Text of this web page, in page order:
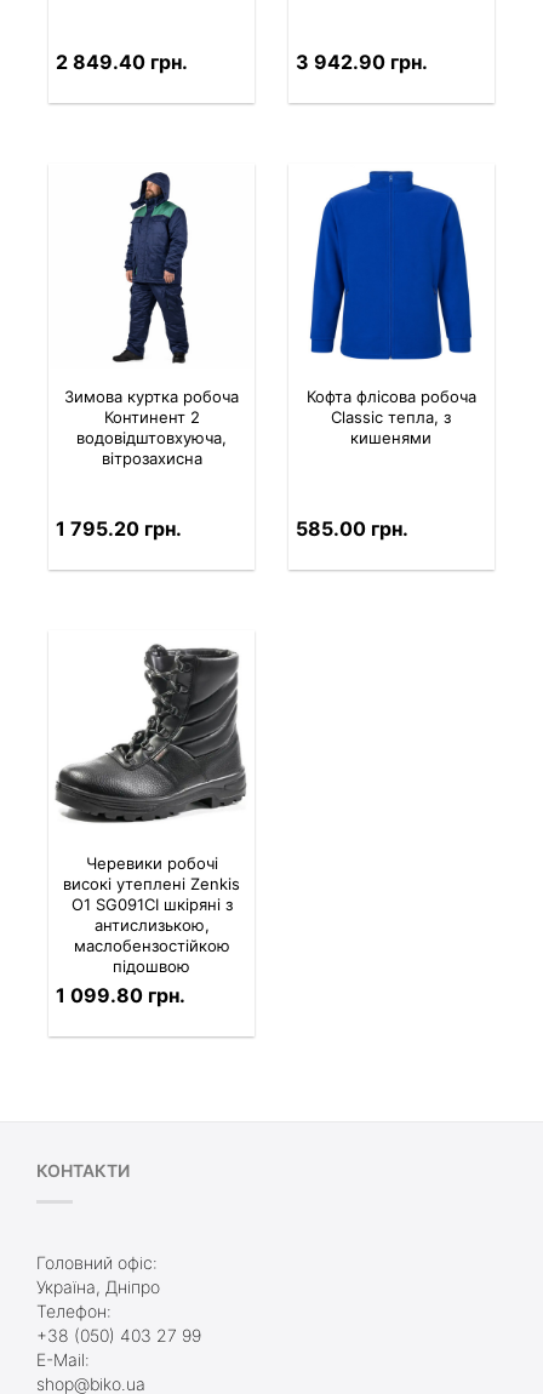
2 849.40 грн. 3 942.90 грн.
Зимова куртка робоча
Континент 2
водовідштовхуюча,
вітрозахисна
1 795.20 грн.
Кофта флісова робоча
Classic тепла, з
кишенями
585.00 грн.
Черевики робочі
високі утеплені Zenkis
О1 SG091СІ шкіряні з
антислизькою,
маслобензостійкою
підошвою
1 099.80 грн.
КОНТАКТИ
Головний офіс:
Україна, Дніпро
Телефон:
+38 (050) 403 27 99
E-Mail:
shop@biko.ua